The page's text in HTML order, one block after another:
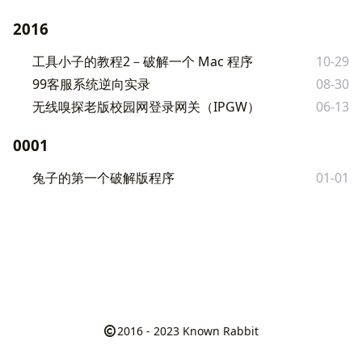
2016
工具小子的教程2－破解一个 Mac 程序
10-29
99客服系统逆向实录
08-30
无线嗅探老版校园网登录网关（IPGW）
06-13
0001
兔子的第一个破解版程序 01-01
2016 - 2023 Known Rabbit